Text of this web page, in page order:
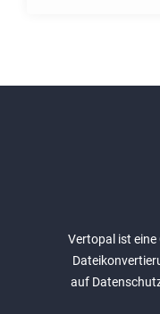
Vertopal ist
auf